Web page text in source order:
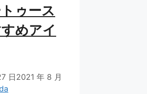
ゥース
めアイ
日2021 年 8 月